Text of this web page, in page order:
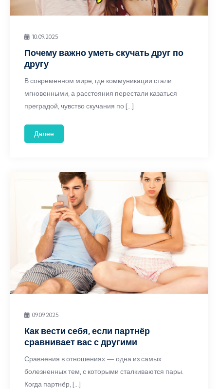
10.09.2025
Почему важно уметь скучать друг по
другу
В современном мире, где коммуникации стали
мгновенными, а расстояния перестали казаться
преградой, чувство скучания по […]
Далее
09.09.2025
Как вести себя, если партнёр
сравнивает вас с другими
Сравнения в отношениях — одна из самых
болезненных тем, с которыми сталкиваются пары.
Когда партнёр, […]